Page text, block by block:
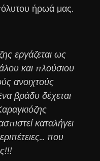
ήρωά μας.
εργάζεται ως
και πλούσιου
ανοιχτούς
βράδυ δέχεται
καταλήγει
που